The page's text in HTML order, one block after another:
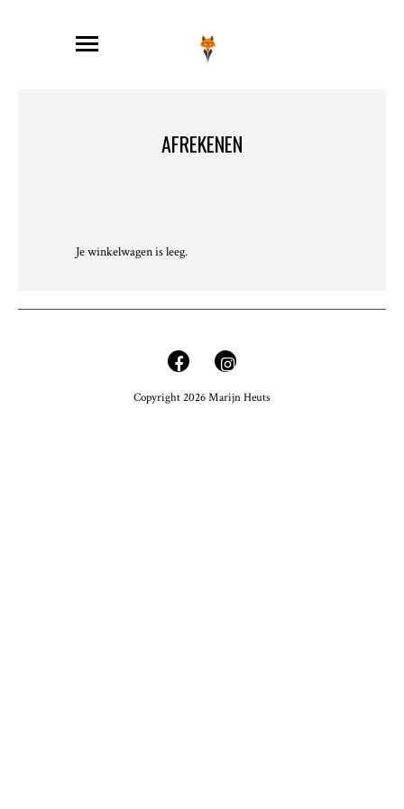
AFREKENEN
Je winkelwagen is leeg.
Copyright 2026 Marijn Heuts